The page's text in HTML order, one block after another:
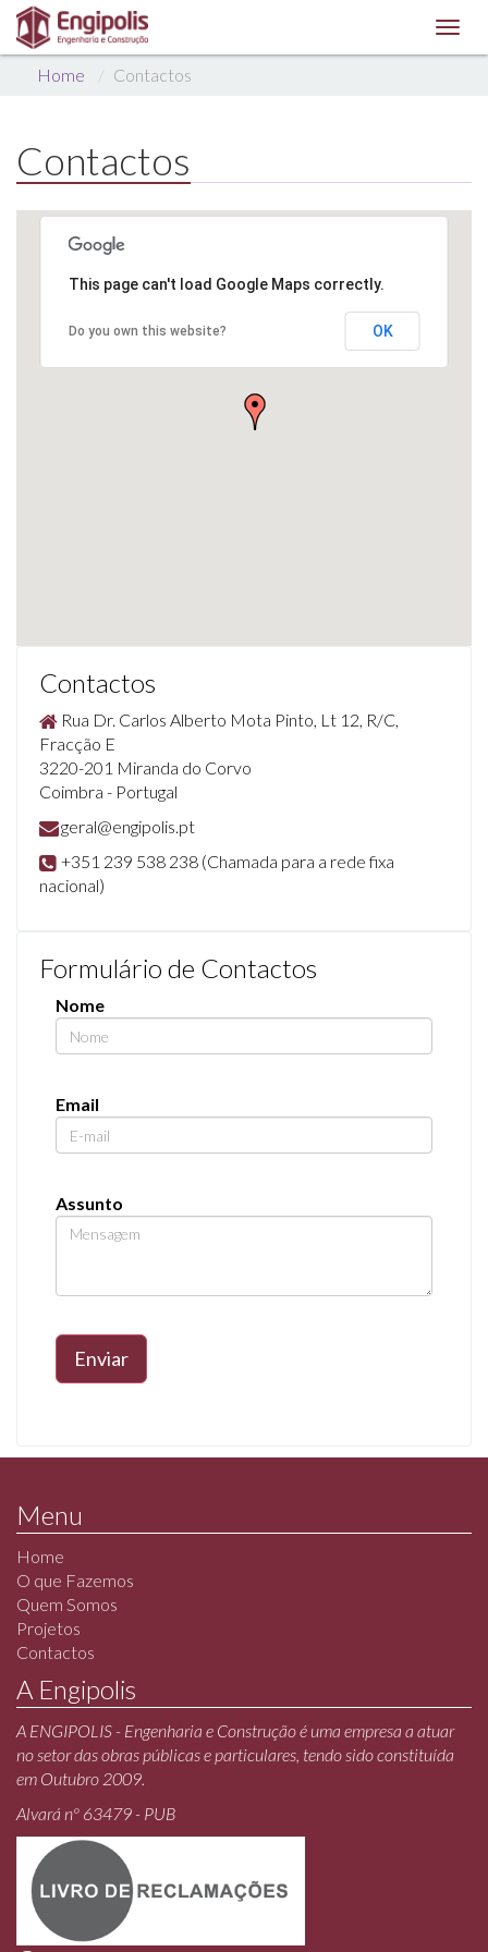
Home
Contactos
Contactos
This page can't load Google Maps correctly.
Do you own this website? OK
Contactos
Rua Dr. Carlos Alberto Mota Pinto, Lt 12, R/C,
Fracção E
3220-201 Miranda do Corvo
Coimbra - Portugal
geral@engipolis.pt
+351 239 538 238 (Chamada para a rede fixa
nacional)
Formulário de Contactos
Nome
Email
Assunto
Menu
Home
O que Fazemos
Quem Somos
Projetos
Contactos
A Engipolis
A ENGIPOLIS - Engenharia e Construção é uma empresa a atuar
no setor das obras públicas e particulares, tendo sido constituída
em Outubro 2009.
Alvará nº 63479 - PUB